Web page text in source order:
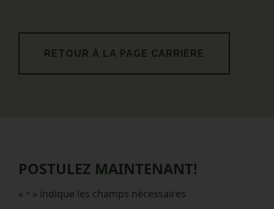
RETOUR À LA PAGE CARRIÈRE
POSTULEZ MAINTENANT!
« * » indique les champs nécessaires